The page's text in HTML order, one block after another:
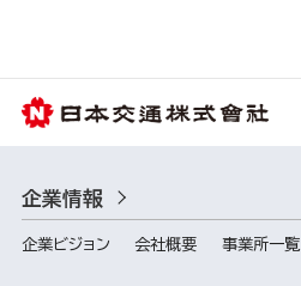
企業情報
企業ビジョン 会社概要 事業所一覧